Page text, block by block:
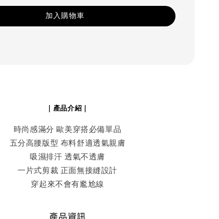
加入購物車
｜產品介紹｜
時尚感滿分 歐美穿搭必備單品
五分高腰版型 布料舒適透氣親膚
吸濕排汗 透氣不透膚
一片式剪裁 正面無接縫設計
穿起來不會有尷尬線